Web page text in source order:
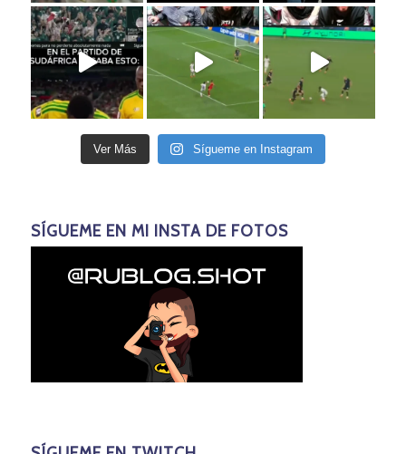
Ver Más Sígueme en Instagram
SÍGUEME EN MI INSTA DE FOTOS